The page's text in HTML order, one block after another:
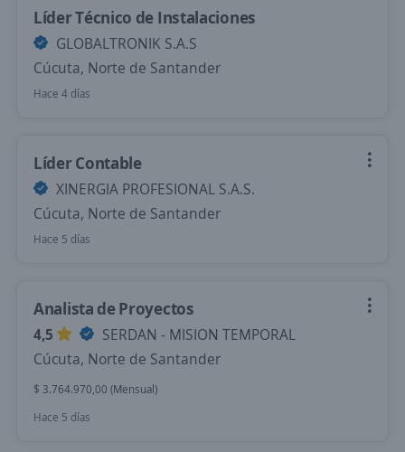
Líder Técnico de Instalaciones
GLOBALTRONIK S.A.S
Cúcuta, Norte de Santander
Hace 4 días
Líder Contable
XINERGIA PROFESIONAL S.A.S.
Cúcuta, Norte de Santander
Hace 5 días
Analista de Proyectos
4,5
SERDAN - MISION TEMPORAL
Cúcuta, Norte de Santander
$ 3.764.970,00 (Mensual)
Hace 5 días